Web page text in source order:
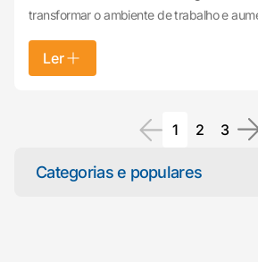
transformar o ambiente de trabalho e
Ler
1 2 3
Categorias e populares
online agora